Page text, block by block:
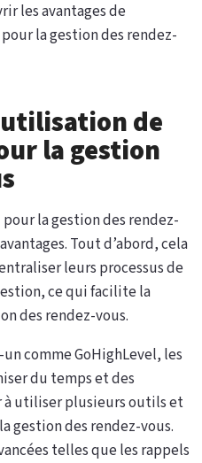
les avantages de
la gestion des rendez-
de
la gestion
la gestion des rendez-
Tout d’abord, cela
leurs processus de
ce qui facilite la
des rendez-vous.
comme GoHighLevel, les
du temps et des
à utiliser plusieurs outils et
gestion des rendez-vous.
telles que les rappels